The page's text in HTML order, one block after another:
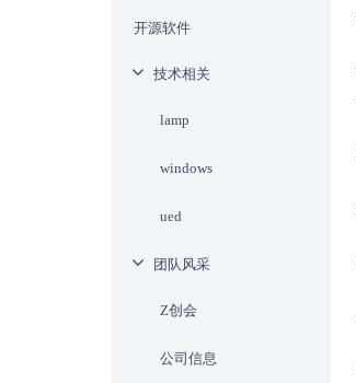
开源软件
技术相关
lamp
windows
ued
团队风采
Z创会
公司信息